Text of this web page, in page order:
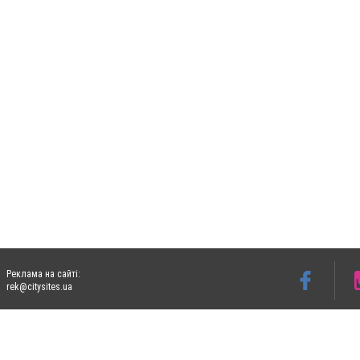
Реклама на сайті:
rek@citysites.ua